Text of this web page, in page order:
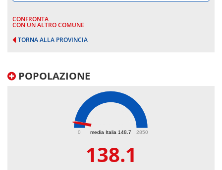
CONFRONTA
CON UN ALTRO COMUNE
TORNA ALLA PROVINCIA
POPOLAZIONE
media Italia 148.7
0 2850
138.1